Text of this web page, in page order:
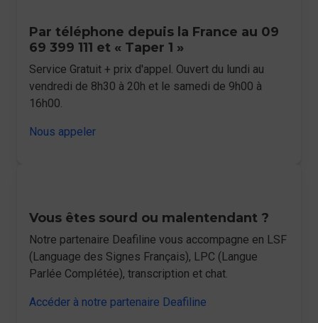
Par téléphone depuis la France au 09
69 399 111 et « Taper 1 »
Service Gratuit + prix d'appel. Ouvert du lundi au
vendredi de 8h30 à 20h et le samedi de 9h00 à
16h00.
Nous appeler
Vous êtes sourd ou malentendant ?
Notre partenaire Deafiline vous accompagne en LSF
(Language des Signes Français), LPC (Langue
Parlée Complétée), transcription et chat.
Accéder à notre partenaire Deafiline